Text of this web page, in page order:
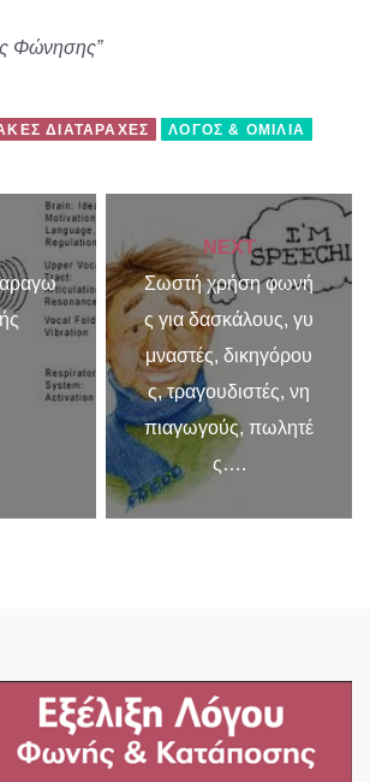
Φώνησης”
ΔΙΑΤΑΡΑΧΈΣ
ΛΌΓΟΣ & ΟΜΙΛΊΑ
NEXT
Σωστή χρήση φωνή
ς για δασκάλους, γυ
μναστές, δικηγόρου
ς, τραγουδιστές, νη
πιαγωγούς, πωλητέ
ς….